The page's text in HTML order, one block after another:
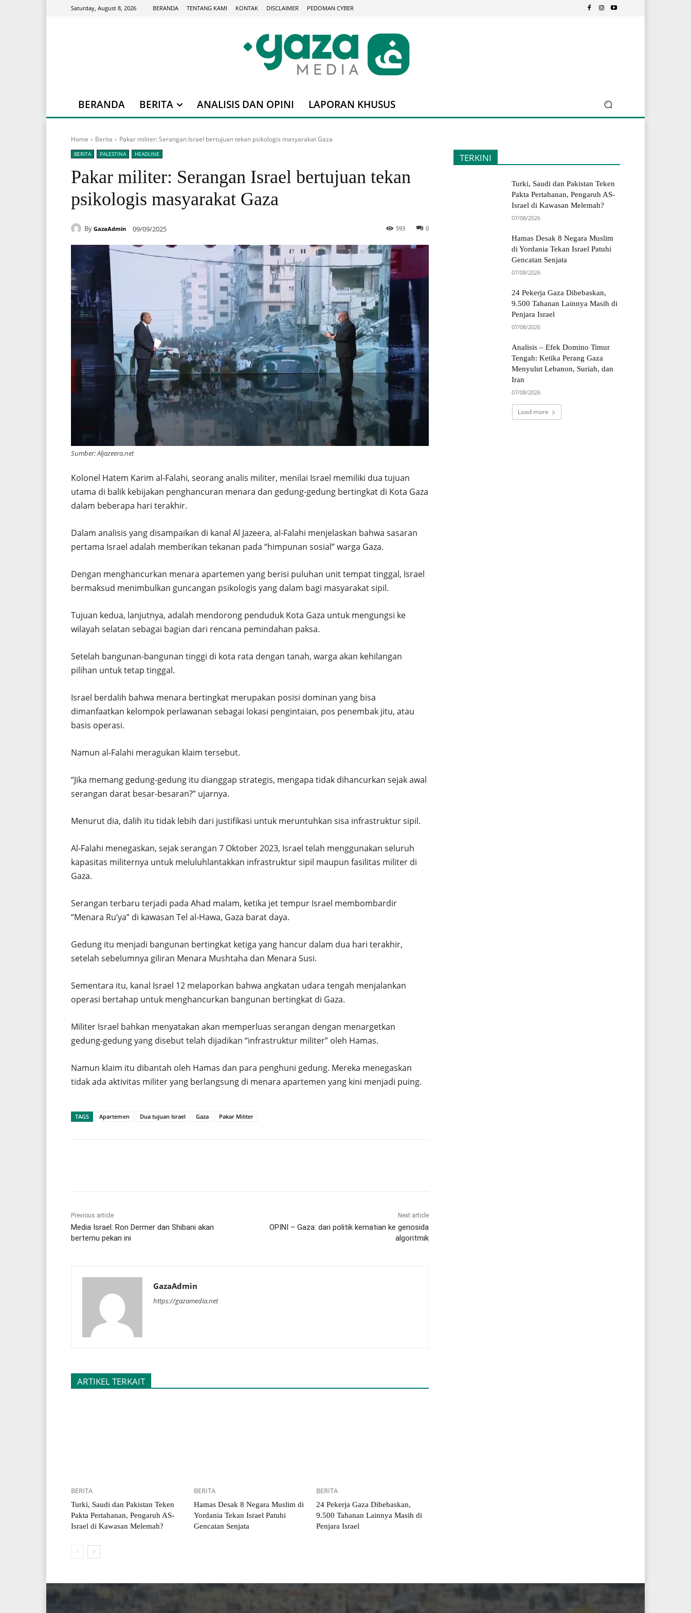
Saturday, August 8, 2026 BERANDA TENTANG KAMI KONTAK DISCLAIMER PEDOMAN CYBER
BERANDA BERITA ANALISIS DAN OPINI LAPORAN KHUSUS
Home Berita Pakar militer: Serangan Israel bertujuan tekan psikologis masyarakat Gaza
BERITA PALESTINA HEADLINE
Pakar militer: Serangan Israel bertujuan tekan
psikologis masyarakat Gaza
By GazaAdmin 09/09/2025 0
593
Sumber: Aljazeera.net
Kolonel Hatem Karim al-Falahi, seorang analis militer, menilai Israel memiliki dua tujuan
utama di balik kebijakan penghancuran menara dan gedung-gedung bertingkat di Kota Gaza
dalam beberapa hari terakhir.
Dalam analisis yang disampaikan di kanal Al Jazeera, al-Falahi menjelaskan bahwa sasaran
pertama Israel adalah memberikan tekanan pada “himpunan sosial” warga Gaza.
Dengan menghancurkan menara apartemen yang berisi puluhan unit tempat tinggal, Israel
bermaksud menimbulkan guncangan psikologis yang dalam bagi masyarakat sipil.
Tujuan kedua, lanjutnya, adalah mendorong penduduk Kota Gaza untuk mengungsi ke
wilayah selatan sebagai bagian dari rencana pemindahan paksa.
Setelah bangunan-bangunan tinggi di kota rata dengan tanah, warga akan kehilangan
pilihan untuk tetap tinggal.
Israel berdalih bahwa menara bertingkat merupakan posisi dominan yang bisa
dimanfaatkan kelompok perlawanan sebagai lokasi pengintaian, pos penembak jitu, atau
basis operasi.
Namun al-Falahi meragukan klaim tersebut.
“Jika memang gedung-gedung itu dianggap strategis, mengapa tidak dihancurkan sejak awal
serangan darat besar-besaran?” ujarnya.
Menurut dia, dalih itu tidak lebih dari justifikasi untuk meruntuhkan sisa infrastruktur sipil.
Al-Falahi menegaskan, sejak serangan 7 Oktober 2023, Israel telah menggunakan seluruh
kapasitas militernya untuk meluluhlantakkan infrastruktur sipil maupun fasilitas militer di
Gaza.
Serangan terbaru terjadi pada Ahad malam, ketika jet tempur Israel membombardir
“Menara Ru’ya” di kawasan Tel al-Hawa, Gaza barat daya.
Gedung itu menjadi bangunan bertingkat ketiga yang hancur dalam dua hari terakhir,
setelah sebelumnya giliran Menara Mushtaha dan Menara Susi.
Sementara itu, kanal Israel 12 melaporkan bahwa angkatan udara tengah menjalankan
operasi bertahap untuk menghancurkan bangunan bertingkat di Gaza.
Militer Israel bahkan menyatakan akan memperluas serangan dengan menargetkan
gedung-gedung yang disebut telah dijadikan “infrastruktur militer” oleh Hamas.
Namun klaim itu dibantah oleh Hamas dan para penghuni gedung. Mereka menegaskan
tidak ada aktivitas militer yang berlangsung di menara apartemen yang kini menjadi puing.
TAGS Apartemen Dua tujuan Israel Gaza Pakar Militer
Previous article
Media Israel: Ron Dermer dan Shibani akan
bertemu pekan ini
Next article
OPINI – Gaza: dari politik kematian ke genosida
algoritmik
GazaAdmin
https://gazamedia.net
ARTIKEL TERKAIT
BERITA
Turki, Saudi dan Pakistan Teken
Pakta Pertahanan, Pengaruh AS-
Israel di Kawasan Melemah?
BERITA
Hamas Desak 8 Negara Muslim di
Yordania Tekan Israel Patuhi
Gencatan Senjata
BERITA
24 Pekerja Gaza Dibebaskan,
9.500 Tahanan Lainnya Masih di
Penjara Israel
TERKINI
Turki, Saudi dan Pakistan Teken
Pakta Pertahanan, Pengaruh AS-
Israel di Kawasan Melemah?
07/08/2026
Hamas Desak 8 Negara Muslim
di Yordania Tekan Israel Patuhi
Gencatan Senjata
07/08/2026
24 Pekerja Gaza Dibebaskan,
9.500 Tahanan Lainnya Masih di
Penjara Israel
07/08/2026
Analisis – Efek Domino Timur
Tengah: Ketika Perang Gaza
Menyulut Lebanon, Suriah, dan
Iran
07/08/2026
Load more